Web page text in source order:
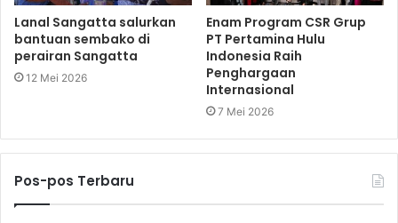
Lanal Sangatta salurkan
bantuan sembako di
perairan Sangatta
12 Mei 2026
Enam Program CSR Grup
PT Pertamina Hulu
Indonesia Raih
Penghargaan
Internasional
7 Mei 2026
Pos-pos Terbaru